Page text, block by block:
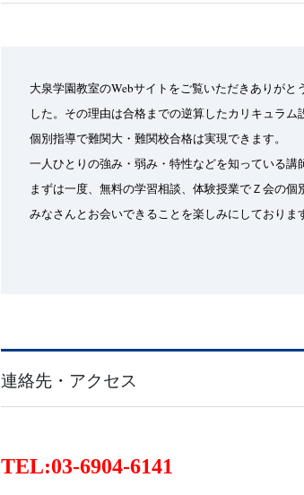
大泉学園教室のWebサイト をご覧いただきありがと
した。その理由は合格までの逆算したカリキュラ
個別指導で難関大・難関校合格は実現できます。
一人ひとりの強み・弱み・特性などを知っている講
まずは一度、無料の学習相談、体験授業でＺ会の個
みなさんとお会いできることを楽しみにしておりま
連絡先・アクセス
TEL:03-6904‐6141